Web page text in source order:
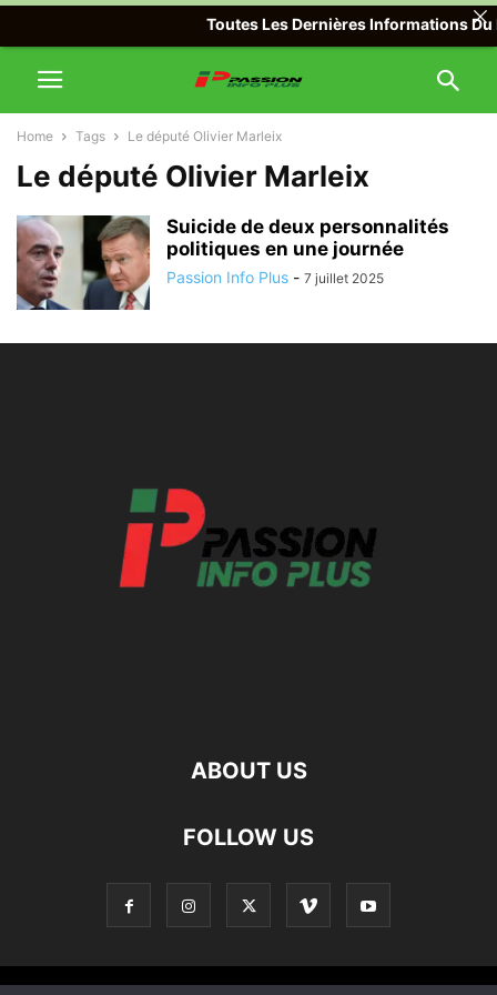
Home Tags Le député Olivier Marleix
Le député Olivier Marleix
Suicide de deux personnalités
politiques en une journée
Passion Info Plus - 7 juillet 2025
ABOUT US
FOLLOW US
Toutes Les Dernières Informations